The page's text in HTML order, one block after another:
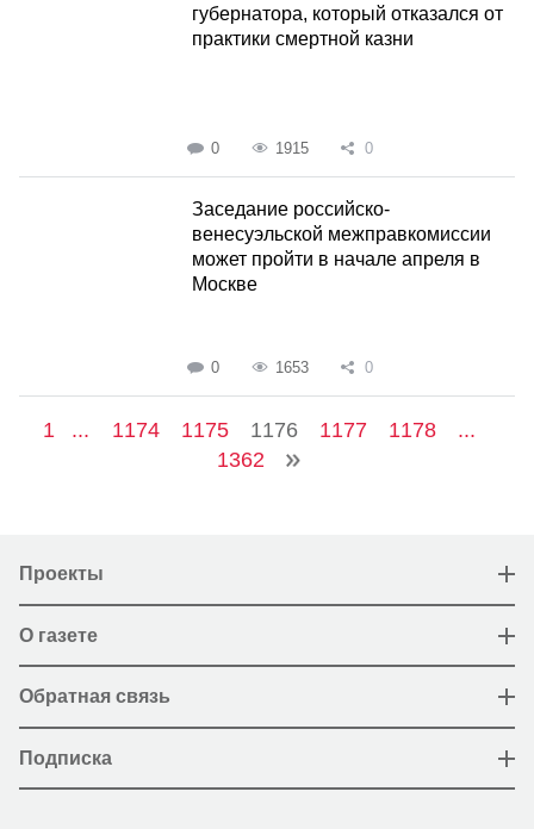
губернатора, который отказался от
практики смертной казни
0 1915 0
Заседание российско-
венесуэльской межправкомиссии
может пройти в начале апреля в
Москве
0 1653 0
1 ... 1174 1175 1176 1177 1178
...
1362
Проекты
О газете
Обратная связь
Подписка